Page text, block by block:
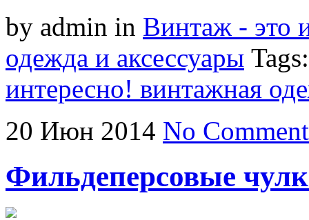
by admin in Винтаж - это
одежда и аксессуары
интересно! винтажная
20 Июн 2014 No
Фильдеперсовые